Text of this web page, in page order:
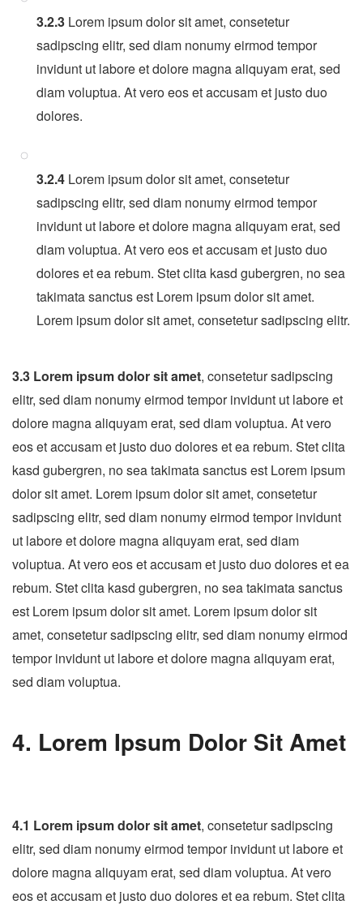
3.2.3 Lorem ipsum dolor sit amet, consetetur
sadipscing elitr, sed diam nonumy eirmod tempor
invidunt ut labore et dolore magna aliquyam erat, sed
diam voluptua. At vero eos et accusam et justo duo
dolores.
3.2.4 Lorem ipsum dolor sit amet, consetetur
sadipscing elitr, sed diam nonumy eirmod tempor
invidunt ut labore et dolore magna aliquyam erat, sed
diam voluptua. At vero eos et accusam et justo duo
dolores et ea rebum. Stet clita kasd gubergren, no sea
takimata sanctus est Lorem ipsum dolor sit amet.
Lorem ipsum dolor sit amet, consetetur sadipscing elitr.
3.3 Lorem ipsum dolor sit amet, consetetur sadipscing
elitr, sed diam nonumy eirmod tempor invidunt ut labore et
dolore magna aliquyam erat, sed diam voluptua. At vero
eos et accusam et justo duo dolores et ea rebum. Stet clita
kasd gubergren, no sea takimata sanctus est Lorem ipsum
dolor sit amet. Lorem ipsum dolor sit amet, consetetur
sadipscing elitr, sed diam nonumy eirmod tempor invidunt
ut labore et dolore magna aliquyam erat, sed diam
voluptua. At vero eos et accusam et justo duo dolores et ea
rebum. Stet clita kasd gubergren, no sea takimata sanctus
est Lorem ipsum dolor sit amet. Lorem ipsum dolor sit
amet, consetetur sadipscing elitr, sed diam nonumy eirmod
tempor invidunt ut labore et dolore magna aliquyam erat,
sed diam voluptua.
4. Lorem Ipsum Dolor Sit Amet
4.1 Lorem ipsum dolor sit amet, consetetur sadipscing
elitr, sed diam nonumy eirmod tempor invidunt ut labore et
dolore magna aliquyam erat, sed diam voluptua. At vero
eos et accusam et justo duo dolores et ea rebum. Stet clita